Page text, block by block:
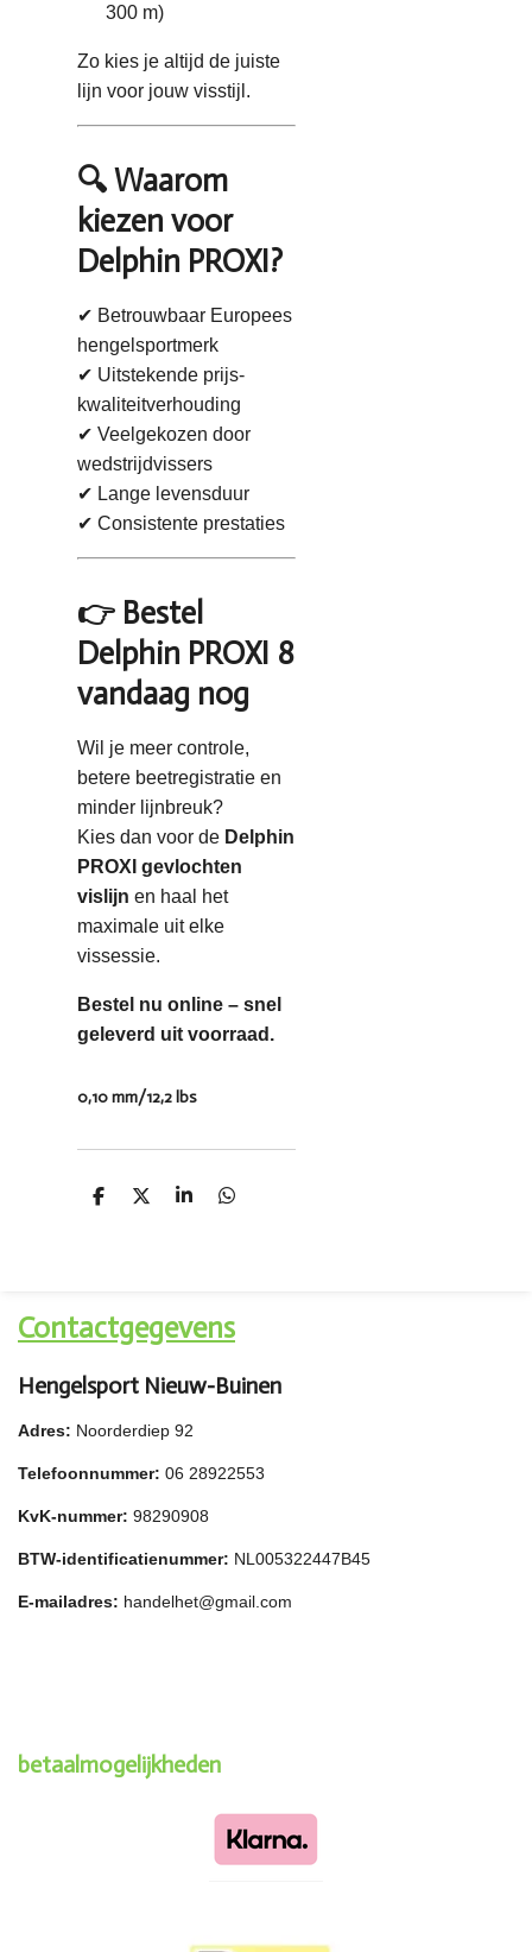
300 m)
Zo kies je altijd de juiste
lijn voor jouw visstijl.
🔍 Waarom
kiezen voor
Delphin PROXI?
✔ Betrouwbaar Europees
hengelsportmerk
✔ Uitstekende prijs-
kwaliteitverhouding
✔ Veelgekozen door
wedstrijdvissers
✔ Lange levensduur
✔ Consistente prestaties
👉 Bestel
Delphin PROXI 8
vandaag nog
Wil je meer controle,
betere beetregistratie en
minder lijnbreuk?
Kies dan voor de Delphin
PROXI gevlochten
vislijn en haal het
maximale uit elke
vissessie.
Bestel nu online – snel
geleverd uit voorraad.
0,10 mm/12,2 lbs
D
D
S
D
Contactgegevens
Hengelsport Nieuw-Buinen
Adres: Noorderdiep 92
Telefoonnummer: 06 28922553
KvK-nummer: 98290908
BTW-identificatienummer: NL005322447B45
E-mailadres: handelhet@gmail.com
betaalmogelijkheden